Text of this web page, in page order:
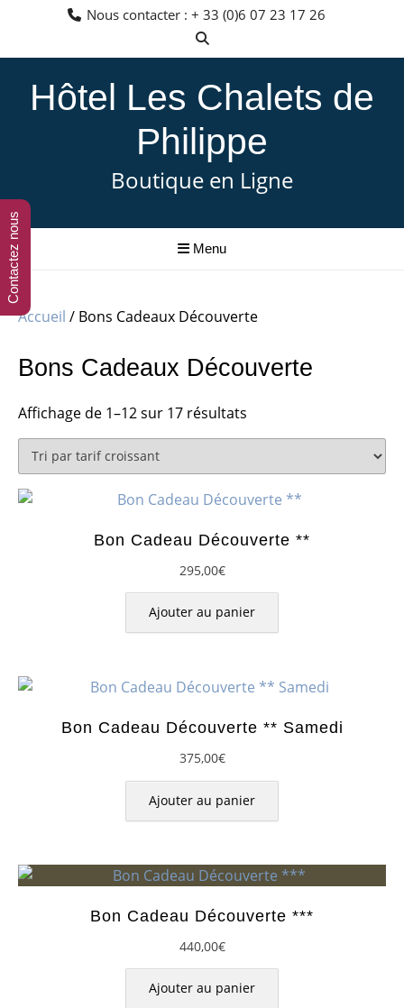
contenu
Nous contacter : + 33 (0)6 07 23 17 26
Hôtel Les Chalets de
Philippe
Boutique en Ligne
Menu
Accueil / Bons Cadeaux Découverte
Bons Cadeaux Découverte
Affichage de 1–12 sur 17 résultats
par
croissant
Bon Cadeau Découverte **
295,00€
Ajouter au panier
Bon Cadeau Découverte ** Samedi
375,00€
Ajouter au panier
Bon Cadeau Découverte ***
440,00€
Ajouter au panier
Contactez nous